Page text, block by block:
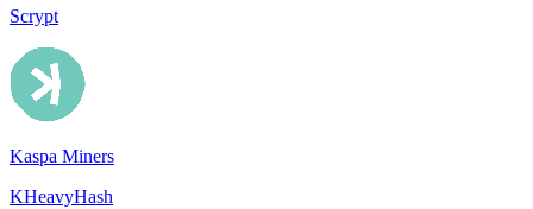
Scrypt
Kaspa Miners
KHeavyHash